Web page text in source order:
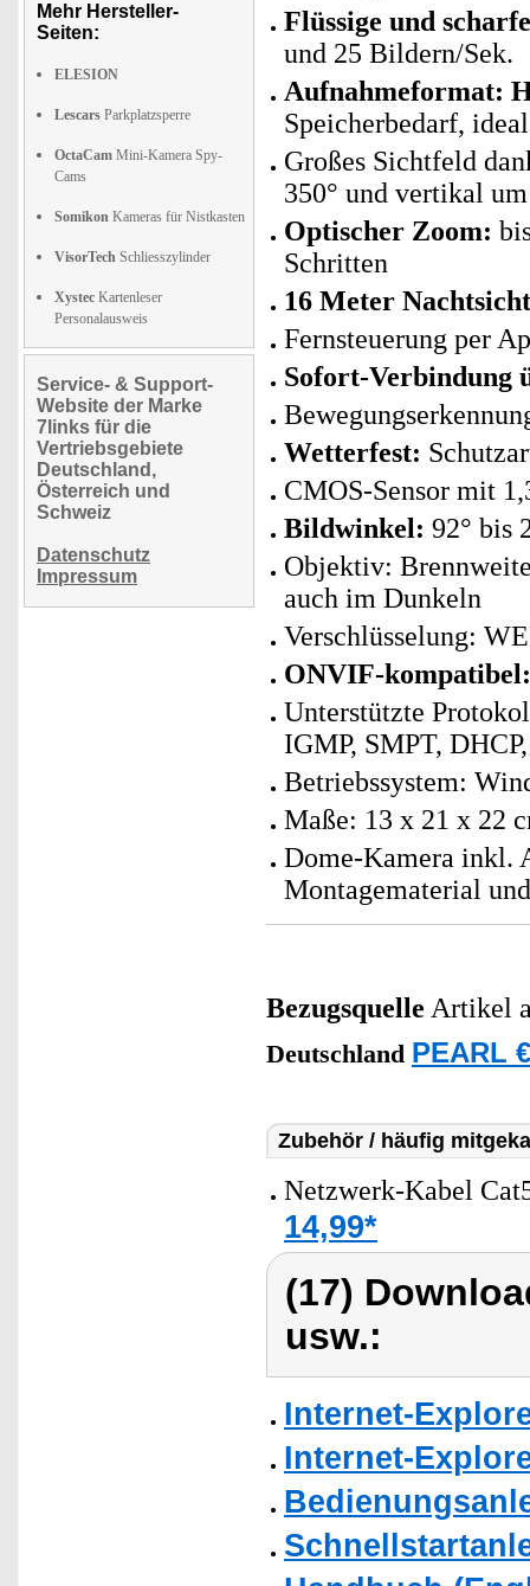
Mehr Hersteller-
Seiten:
ELESION
Lescars Parkplatzsperre
OctaCam Mini-Kamera Spy-
Cams
Somikon Kameras für Nistkasten
VisorTech Schliesszylinder
Xystec Kartenleser
Personalausweis
Service- & Support-
Website der Marke
7links für die
Vertriebsgebiete
Deutschland,
Österreich und
Schweiz
Datenschutz
Impressum
Flüssige und
und 25 Bildern/Sek.
Aufnahmeformat:
Speicherbedarf,
Großes Sichtfeld
350° und vertikal
Optischer Zoom:
Schritten
16 Meter Nachtsicht
Fernsteuerung per
Sofort-Verbindung
Wetterfest:
CMOS-Sensor mit
Bildwinkel: 92° bis
Objektiv:
auch im Dunkeln
Verschlüsselung:
ONVIF-kompatibel:
Unterstützte
IGMP, SMPT,
Betriebssystem:
Maße: 13 x 21 x 22
Dome-Kamera inkl.
Montagematerial
Bezugsquelle Artikel
Deutschland PEARL
Zubehör / häufig
Netzwerk-Kabel
14,99*
(17)
usw.:
Internet-
Internet-